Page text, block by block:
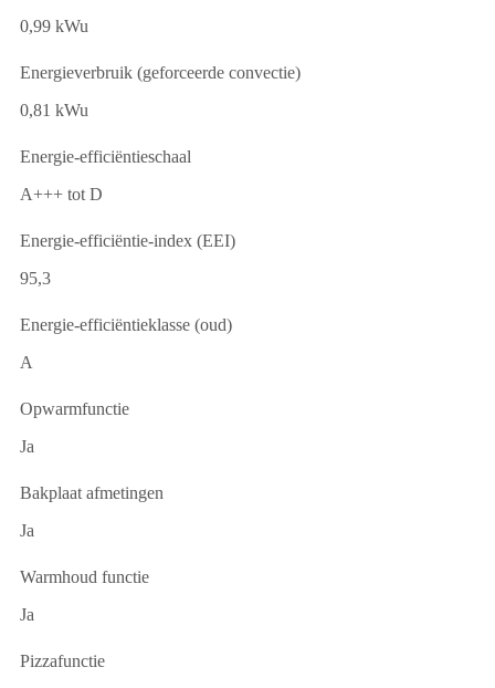
0,99 kWu
Energieverbruik (geforceerde convectie)
0,81 kWu
Energie-efficiëntieschaal
A+++ tot D
Energie-efficiëntie-index (EEI)
95,3
Energie-efficiëntieklasse (oud)
A
Opwarmfunctie
Ja
Bakplaat afmetingen
Ja
Warmhoud functie
Ja
Pizzafunctie